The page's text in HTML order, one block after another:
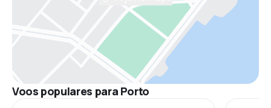
Voos populares para Porto